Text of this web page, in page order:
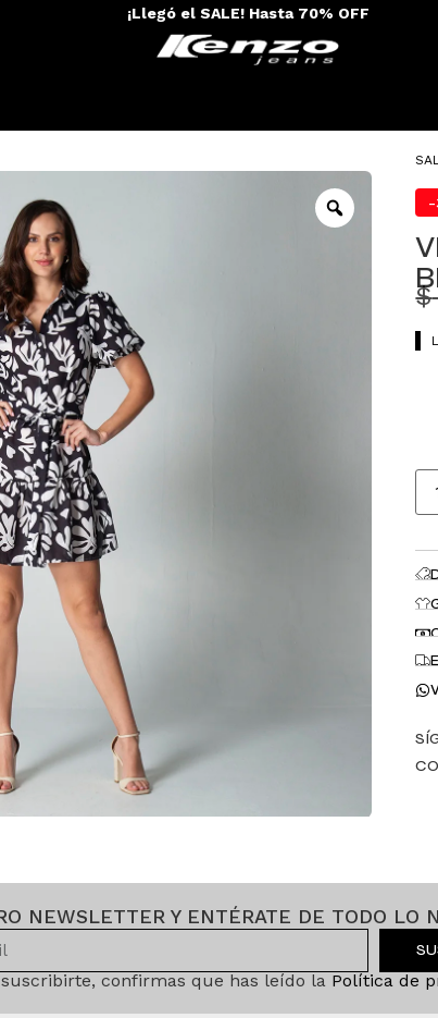
Encuentra descuentos de hasta el 70% OFF
-
$
NEWSLETTER Y ENTÉRATE DE TODO LO
confirmas que has leído la Política de